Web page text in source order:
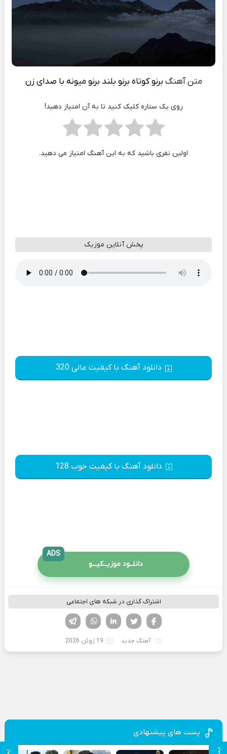
متن آهنگ برنو کوتاه برنو بلند برنو میونه با صدای زن
روی یک ستاره کلیک کنید تا به آن امتیاز دهید!
اولین نفری باشید که به این آهنگ امتیاز می دهید.
پخش آنلاین موزیک
دانلود آهنگ با کیفیت عالی 320
دانلود آهنگ با کیفیت خوب 128
دانلــود موزیــکیـــو
ADS
اشتراک گذاری در شبکه های اجتماعی
لینکدین تویتر
فیسوک
آهنگ جدید 19 ژوئن 2026
پست های پیشنهادی